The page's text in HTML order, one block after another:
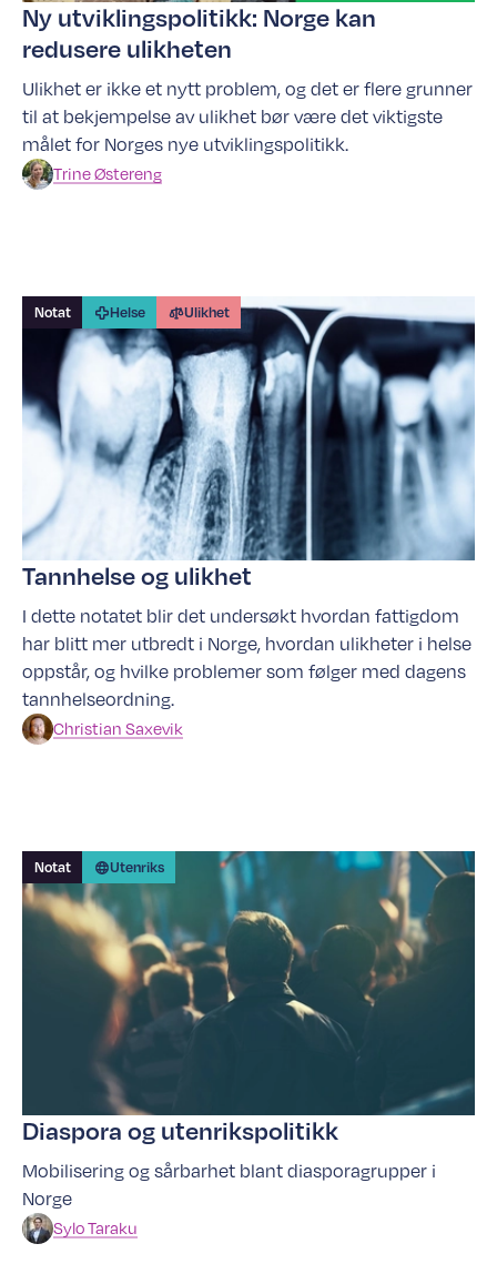
Ny utviklingspolitikk: Norge kan
redusere ulikheten
Ulikhet er ikke et nytt problem, og det er flere grunner
til at bekjempelse av ulikhet bør være det viktigste
målet for Norges nye utviklingspolitikk.
TrineØstereng
Tannhelse og ulikhet
I dette notatet blir det undersøkt hvordan fattigdom
har blitt mer utbredt i Norge, hvordan ulikheter i helse
oppstår, og hvilke problemer som følger med dagens
tannhelseordning.
Notat Helse Ulikhet
Christian Saxevik
Diaspora og utenrikspolitikk
Mobilisering og sårbarhet blant diasporagrupper i
Norge
Notat Utenriks
SyloTaraku